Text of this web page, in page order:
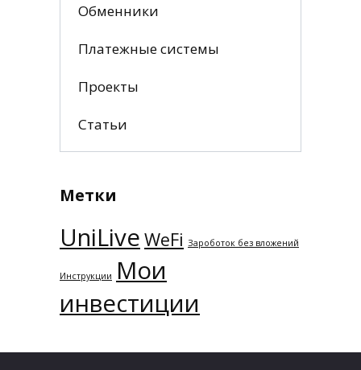
Обменники
Платежные системы
Проекты
Статьи
Метки
UniLive WeFi Зароботок без вложений
Инструкции
Мои
инвестиции